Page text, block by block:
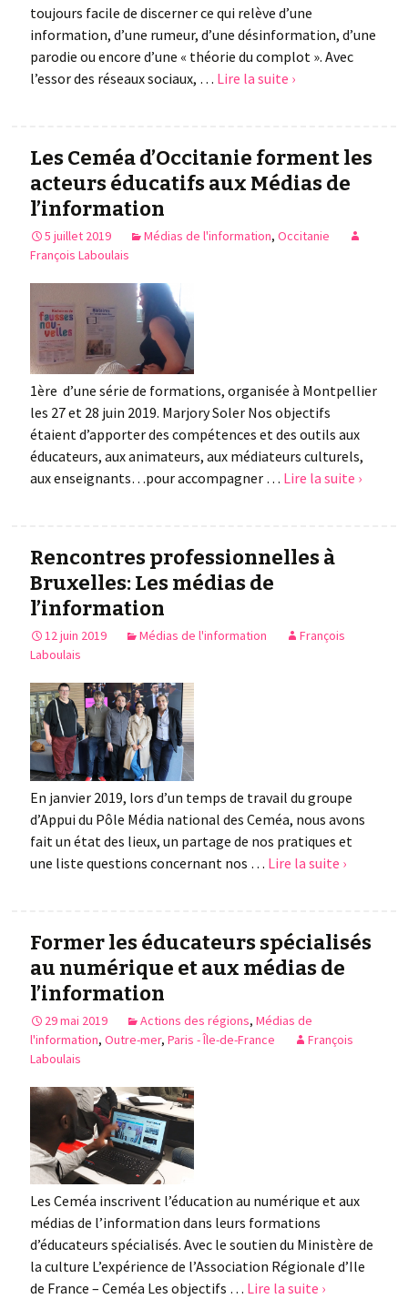
toujours facile de discerner ce qui relève d’une
information, d’une rumeur, d’une désinformation, d’une
parodie ou encore d’une « théorie du complot ». Avec
l’essor des réseaux sociaux, … Lire la suite ›
Les Ceméa d’Occitanie forment les
acteurs éducatifs aux Médias de
l’information
5 juillet 2019 Médias de l'information,Occitanie
François Laboulais
1ère d’une série de formations, organisée à Montpellier
les 27 et 28 juin 2019. Marjory Soler Nos objectifs
étaient d’apporter des compétences et des outils aux
éducateurs, aux animateurs, aux médiateurs culturels,
aux enseignants…pour accompagner … Lire la suite ›
Rencontres professionnelles à
Bruxelles: Les médias de
l’information
12 juin 2019 Médias de l'information
François
Laboulais
En janvier 2019, lors d’un temps de travail du groupe
d’Appui du Pôle Média national des Ceméa, nous avons
fait un état des lieux, un partage de nos pratiques et
une liste questions concernant nos … Lire la suite ›
Former les éducateurs spécialisés
au numérique et aux médias de
l’information
29 mai 2019 Actions des régions,Médias de
l'information,Outre-mer,Paris - Île-de-France
François
Laboulais
Les Ceméa inscrivent l’éducation au numérique et aux
médias de l’information dans leurs formations
d’éducateurs spécialisés. Avec le soutien du Ministère de
la culture L’expérience de l’Association Régionale d’Ile
de France – Ceméa Les objectifs … Lire la suite ›